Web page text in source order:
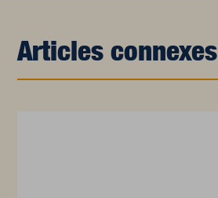
Articles connexes